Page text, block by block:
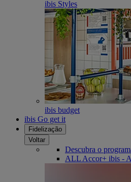
ibis Styles
ibis budget
ibis Go get it
Fidelização
Voltar
Descubra o
ALL Accor+ ibis -